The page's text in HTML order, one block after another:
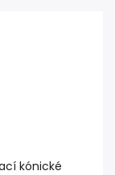
kónické